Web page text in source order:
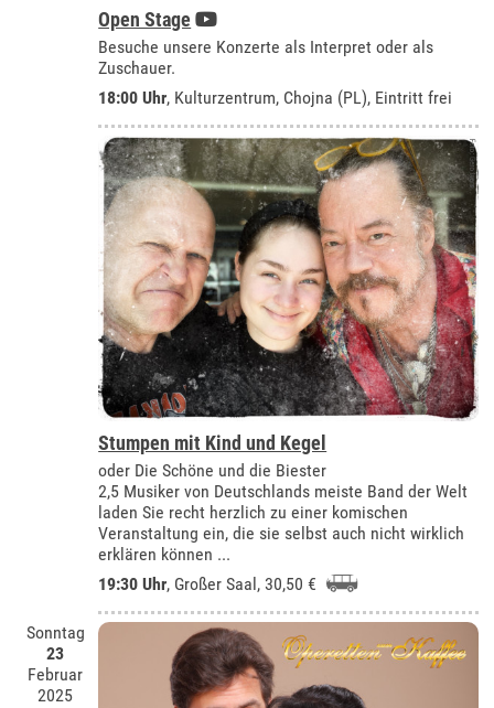
Open Stage
Besuche unsere Konzerte als Interpret oder als
Zuschauer.
18:00 Uhr, Kulturzentrum, Chojna (PL), Eintritt frei
Stumpen mit Kind und Kegel
oder Die Schöne und die Biester
2,5 Musiker von Deutschlands meiste Band der Welt
laden Sie recht herzlich zu einer komischen
Veranstaltung ein, die sie selbst auch nicht wirklich
erklären können ...
19:30 Uhr, Großer Saal, 30,50 €
Sonntag
23
Februar
2025